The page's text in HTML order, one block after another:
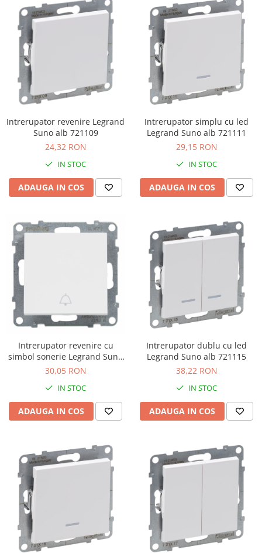
Intrerupator revenire Legrand
Suno alb 721109
24,32 RON
IN STOC
ADAUGA IN COS
Intrerupator simplu cu led
Legrand Suno alb 721111
29,15 RON
IN STOC
ADAUGA IN COS
Intrerupator revenire cu
simbol sonerie Legrand Suno
alb 721113
30,05 RON
IN STOC
ADAUGA IN COS
Intrerupator dublu cu led
Legrand Suno alb 721115
38,22 RON
IN STOC
ADAUGA IN COS